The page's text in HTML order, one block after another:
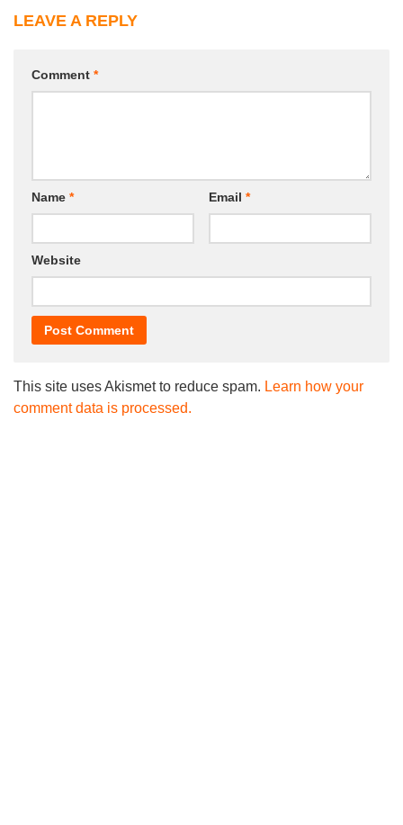
LEAVE A REPLY
Comment *
Name * Email *
Website
This site uses Akismet to reduce spam. Learn how your
comment data is processed.